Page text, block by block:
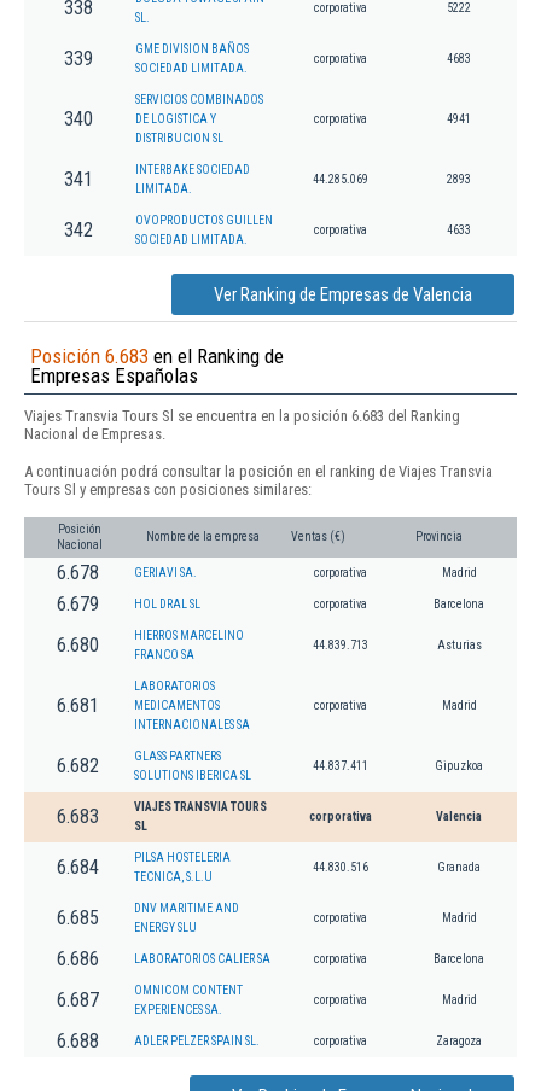
338
SL.
corporativa 5222
339
GME DIVISION BAÑOS
SOCIEDAD LIMITADA.
corporativa 4683
340
SERVICIOS COMBINADOS
DE LOGISTICA Y
DISTRIBUCION SL
corporativa 4941
341
INTERBAKE SOCIEDAD
LIMITADA.
44.285.069 2893
342
OVOPRODUCTOS GUILLEN
SOCIEDAD LIMITADA.
corporativa 4633
Ver Ranking de Empresas de Valencia
Posición 6.683 en el Ranking de
Empresas Españolas
Viajes Transvia Tours Sl se encuentra en la posición 6.683 del Ranking
Nacional de Empresas.
A continuación podrá consultar la posición en el ranking de Viajes Transvia
Tours Sl y empresas con posiciones similares:
Posición
Nacional
Nombre de la empresa Ventas (€) Provincia
6.678 GERIAVI SA. corporativa Madrid
6.679 HOL DRAL SL corporativa Barcelona
6.680
HIERROS MARCELINO
FRANCO SA
44.839.713 Asturias
6.681
LABORATORIOS
MEDICAMENTOS
INTERNACIONALES SA
corporativa Madrid
6.682
GLASS PARTNERS
SOLUTIONS IBERICA SL
44.837.411 Gipuzkoa
6.683
VIAJES TRANSVIA TOURS
SL
corporativa Valencia
6.684
PILSA HOSTELERIA
TECNICA, S.L.U
44.830.516 Granada
6.685
DNV MARITIME AND
ENERGY SLU
corporativa Madrid
6.686 LABORATORIOS CALIER SA corporativa Barcelona
6.687
OMNICOM CONTENT
EXPERIENCES SA.
corporativa Madrid
6.688 ADLER PELZER SPAIN SL. corporativa Zaragoza